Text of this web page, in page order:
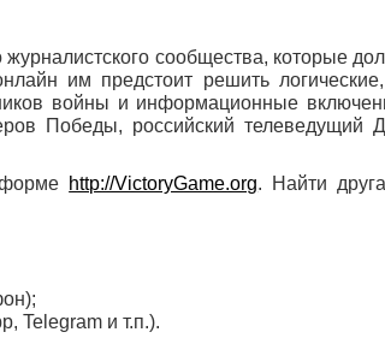
сообщества, которые
им предстоит решить логические,
войны и информационные
Победы, российский телеведущий
http://VictoryGame.org. Найти
Telegram и т.п.).